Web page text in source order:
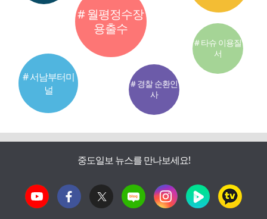
# 월평정수장
용출수
# 서남부터미
널
# 경찰 순환인
사
# 타슈 이용질
서
중도일보 뉴스를 만나보세요!